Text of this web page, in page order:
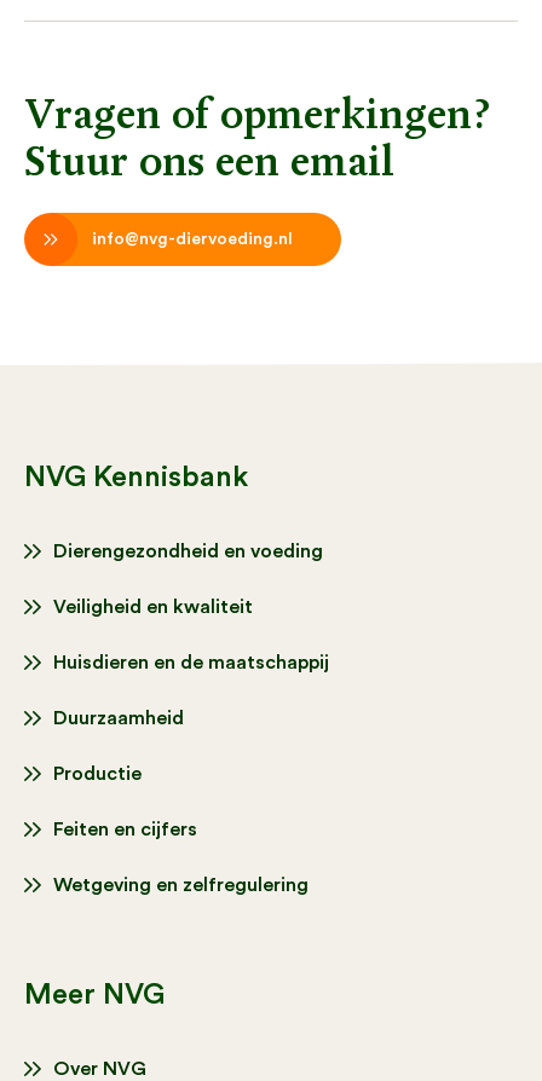
Vragen of opmerkingen?
Stuur ons een email
info@nvg-diervoeding.nl
NVG Kennisbank
Dierengezondheid en voeding
Veiligheid en kwaliteit
Huisdieren en de maatschappij
Duurzaamheid
Productie
Feiten en cijfers
Wetgeving en zelfregulering
Meer NVG
Over NVG